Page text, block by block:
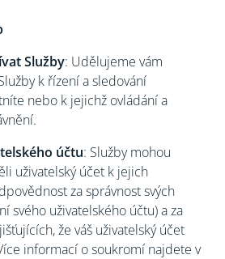
Služby: Udělujeme vám
k řízení a sledování
nebo k jejichž ovládání a
účtu: Služby mohou
uživatelský účet k jejich
za správnost svých
svého uživatelského účtu) a za
že váš uživatelský účet
informací o soukromí najdete v